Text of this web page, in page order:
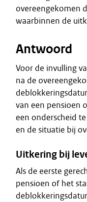
overeengekomen
waarbinnen de
Antwoord
Voor de invulling
na de
van een pensioen
een onderscheid
en de situatie bij
Uitkering bij
Als de eerste
pensioen of het